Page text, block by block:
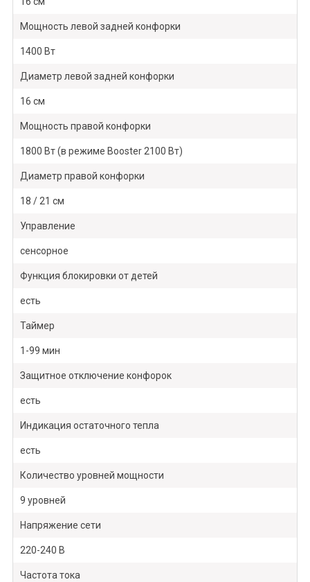
Мощность левой задней конфорки
1400 Вт
Диаметр левой задней конфорки
16 см
Мощность правой конфорки
1800 Вт (в режиме Booster 2100 Вт)
Диаметр правой конфорки
18 / 21 см
Управление
сенсорное
Функция блокировки от детей
есть
Таймер
1-99 мин
Защитное отключение конфорок
есть
Индикация остаточного тепла
есть
Количество уровней мощности
9 уровней
Напряжение сети
220-240 В
Частота тока